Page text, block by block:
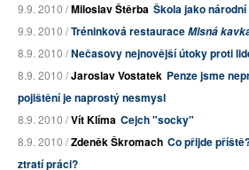
9.9. 2010 /Miloslav Štěrba Škola jako
9.9. 2010 /Tréninková restauraceMlsná
8.9. 2010 /Nečasovy nejnovější útoky proti
8.9. 2010 /Jaroslav Vostatek Penze jsme
pojištění je naprostý nesmysl
8.9. 2010 /Vít Klíma Cejch "socky"
8.9. 2010 /Zdeněk Škromach Co přijde
ztratí práci?